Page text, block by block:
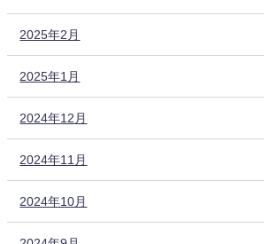
2025年2月
2025年1月
2024年12月
2024年11月
2024年10月